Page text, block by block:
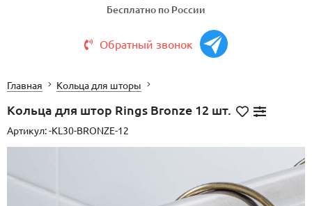
Бесплатно по России
Обратный звонок
Главная Кольца для шторы
Кольца для штор Rings Bronze 12 шт.
Артикул:-KL30-BRONZE-12